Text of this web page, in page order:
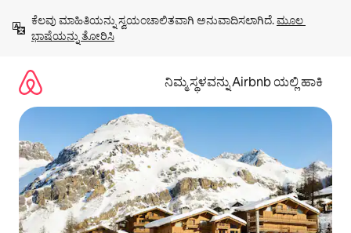
ಹೋಗಿ
ಕೆಲವು ಮಾಹಿತಿಯನ್ನು ಸ್ವಯಂಚಾಲಿತವಾಗಿ ಅನುವಾದಿಸಲಾಗಿದೆ. ಮೂಲ
ಭಾಷೆಯನ್ನು ತೋರಿಸಿ
ನಿಮ್ಮ ಸ್ಥಳವನ್ನು Airbnb ಯಲ್ಲಿ ಹಾಕಿ